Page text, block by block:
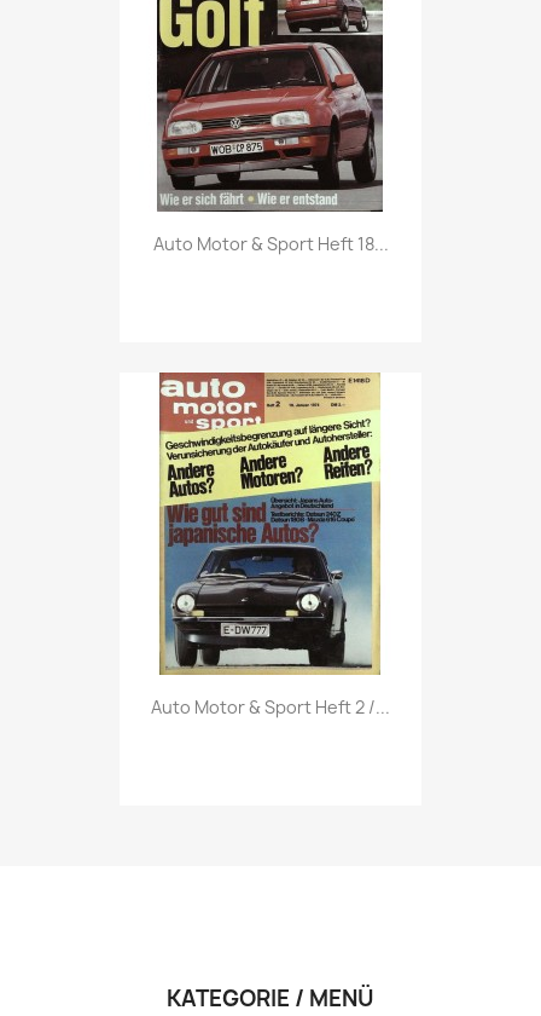
Vorschau
Auto Motor & Sport Heft 18...
Vorschau
Auto Motor & Sport Heft 2 /...
KATEGORIE / MENÜ